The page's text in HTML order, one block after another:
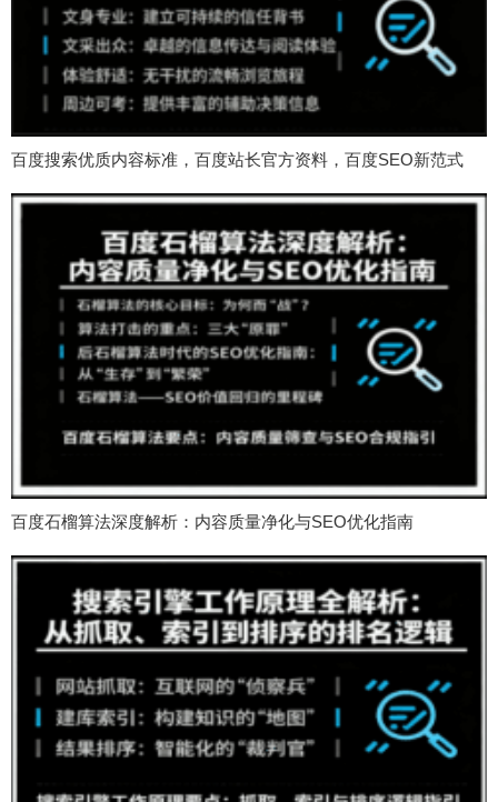
百度搜索优质内容标准，百度站长官方资料，百度SEO新范式
百度石榴算法深度解析：内容质量净化与SEO优化指南